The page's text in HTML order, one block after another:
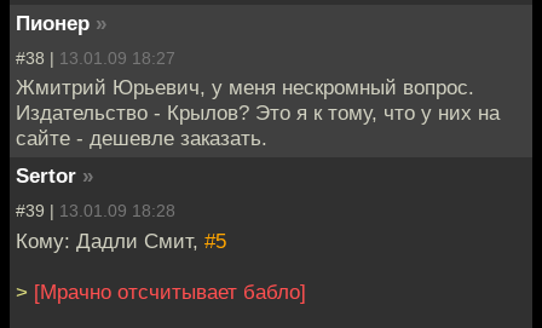
Пионер »
#38 | 13.01.09 18:27
Жмитрий Юрьевич, у меня нескромный вопрос.
Издательство - Крылов? Это я к тому, что у них на
сайте - дешевле заказать.
Sertor »
#39 | 13.01.09 18:28
Кому: Дадли Смит, #5
> [Мрачно отсчитывает бабло]